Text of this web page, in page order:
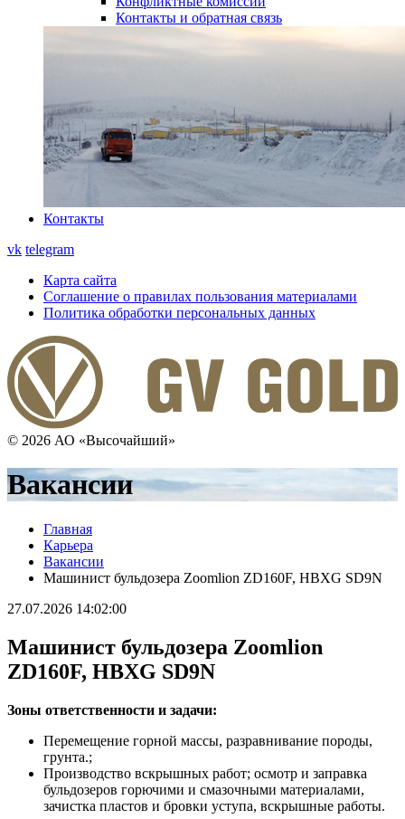
Контакты и обратная связь
Контакты
vk telegram
Карта сайта
Соглашение о правилах пользования материалами
Политика обработки персональных данных
© 2026 АО «Высочайший»
Вакансии
Главная
Карьера
Вакансии
Машинист бульдозера Zoomlion ZD160F, HBXG SD9N
27.07.2026 14:02:00
Машинист бульдозера Zoomlion
ZD160F, HBXG SD9N
Зоны ответственности и задачи:
Перемещение горной массы, разравнивание породы,
грунта.;
Производство вскрышных работ; осмотр и заправка
бульдозеров горючими и смазочными материалами,
зачистка пластов и бровки уступа, вскрышные работы.